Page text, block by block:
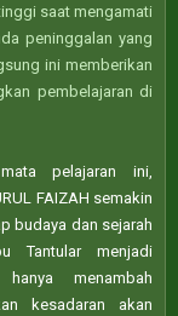
saat mengamati
peninggalan yang
ini memberikan
pembelajaran di
pelajaran ini,
FAIZAH semakin
budaya dan sejarah
Tantular menjadi
menambah
kesadaran akan